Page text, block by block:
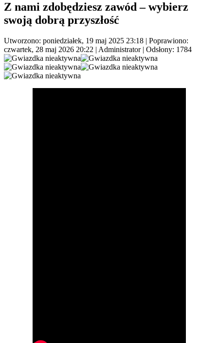
Z nami zdobędziesz zawód – wybierz
swoją dobrą przyszłość
Utworzono: poniedziałek, 19 maj 2025 23:18 | Poprawiono:
czwartek, 28 maj 2026 20:22 | Administrator| Odsłony: 1784